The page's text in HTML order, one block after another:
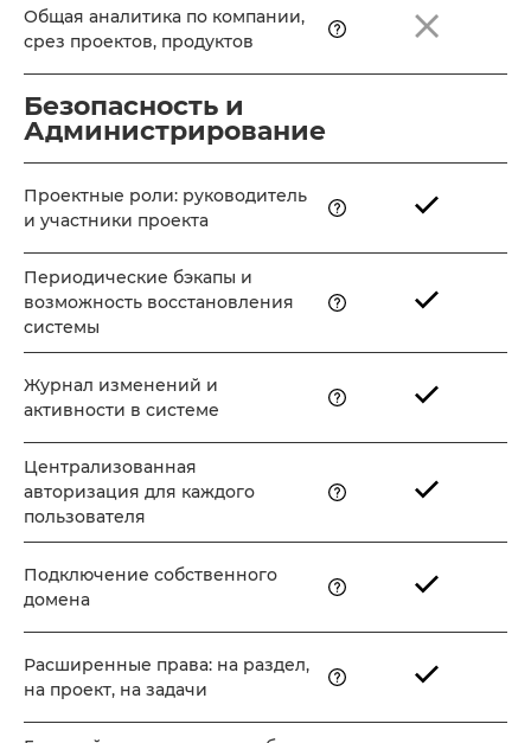
Общая аналитика по компании,
срез проектов, продуктов
Безопасность и
Администрирование
Проектные роли: руководитель
и участники проекта
Периодические бэкапы и
возможность восстановления
системы
Журнал изменений и
активности в системе
Централизованная
авторизация для каждого
пользователя
Подключение собственного
домена
Расширенные права: на раздел,
на проект, на задачи